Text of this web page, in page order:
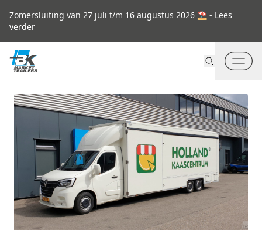
Zomersluiting van 27 juli t/m 16 augustus 2026 ⛱ - Lees
verder